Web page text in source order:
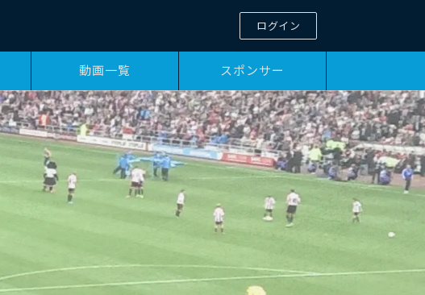
ログイン
動画一覧 スポンサー